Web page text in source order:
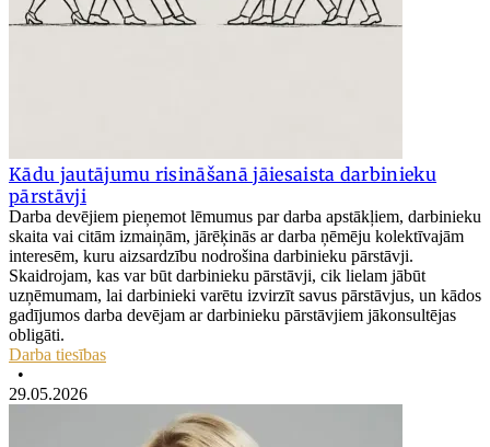
Kādu jautājumu risināšanā jāiesaista darbinieku
pārstāvji
Darba devējiem pieņemot lēmumus par darba apstākļiem, darbinieku
skaita vai citām izmaiņām, jārēķinās ar darba ņēmēju kolektīvajām
interesēm, kuru aizsardzību nodrošina darbinieku pārstāvji.
Skaidrojam, kas var būt darbinieku pārstāvji, cik lielam jābūt
uzņēmumam, lai darbinieki varētu izvirzīt savus pārstāvjus, un kādos
gadījumos darba devējam ar darbinieku pārstāvjiem jākonsultējas
obligāti.
Darba tiesības
•
29.05.2026